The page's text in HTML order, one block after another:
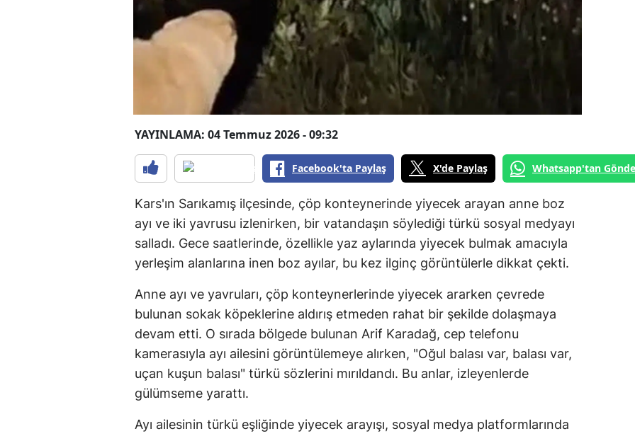
YAYINLAMA: 04 Temmuz 2026 - 09:32
Facebook'ta Paylaş X'de Paylaş Whatsapp'tan
Kars'ın Sarıkamış ilçesinde, çöp konteynerinde yiyecek arayan anne boz
ayı ve iki yavrusu izlenirken, bir vatandaşın söylediği türkü sosyal medyayı
salladı. Gece saatlerinde, özellikle yaz aylarında yiyecek bulmak amacıyla
yerleşim alanlarına inen boz ayılar, bu kez ilginç görüntülerle dikkat çekti.
Anne ayı ve yavruları, çöp konteynerlerinde yiyecek ararken çevrede
bulunan sokak köpeklerine aldırış etmeden rahat bir şekilde dolaşmaya
devam etti. O sırada bölgede bulunan Arif Karadağ, cep telefonu
kamerasıyla ayı ailesini görüntülemeye alırken, "Oğul balası var, balası var,
uçan kuşun balası" türkü sözlerini mırıldandı. Bu anlar, izleyenlerde
gülümseme yarattı.
Ayı ailesinin türkü eşliğinde yiyecek arayışı, sosyal medya platformlarında